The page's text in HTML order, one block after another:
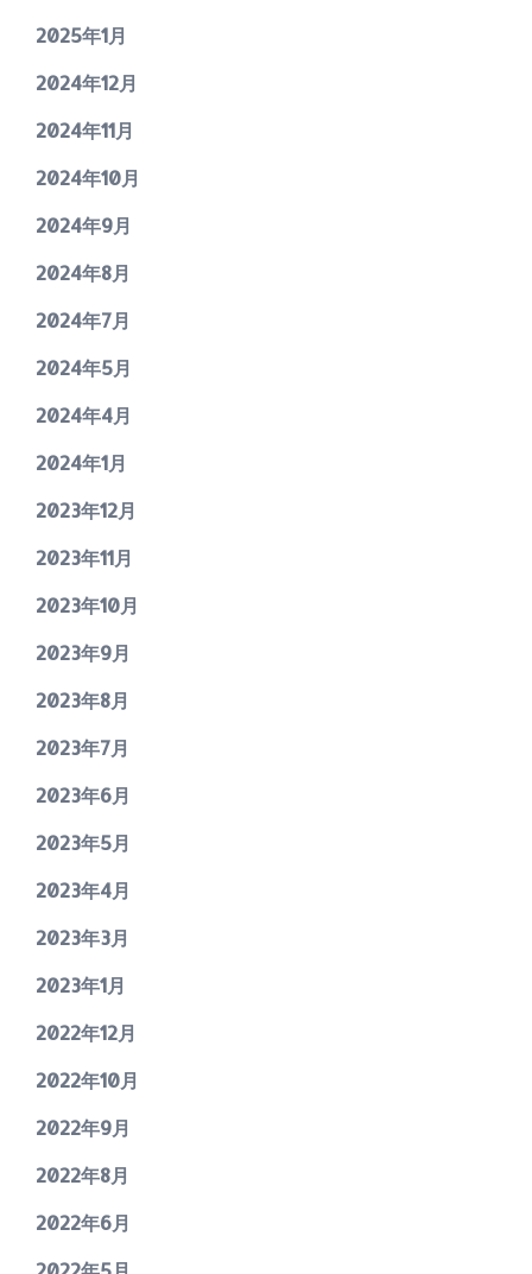
2025年1月
2024年12月
2024年11月
2024年10月
2024年9月
2024年8月
2024年7月
2024年5月
2024年4月
2024年1月
2023年12月
2023年11月
2023年10月
2023年9月
2023年8月
2023年7月
2023年6月
2023年5月
2023年4月
2023年3月
2023年1月
2022年12月
2022年10月
2022年9月
2022年8月
2022年6月